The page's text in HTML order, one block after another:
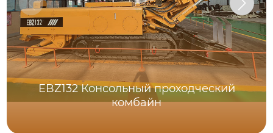
EBZ132 Консольный проходческий
комбайн